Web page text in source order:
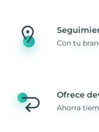
Con tu
Ofrece
Ahorra